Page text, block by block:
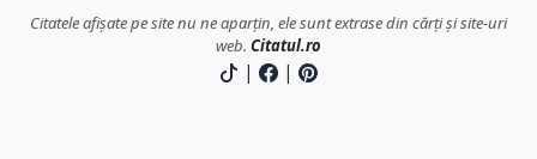
Citatele afișate pe site nu ne aparțin, ele sunt extrase din cărți și site-uri
web. Citatul.ro
| |